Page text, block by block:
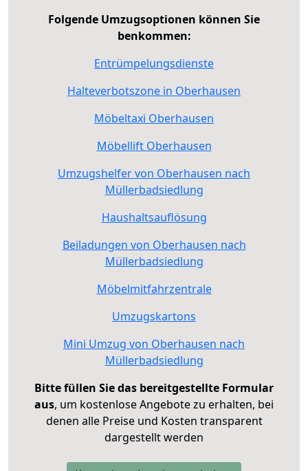
Folgende Umzugsoptionen können Sie
benkommen:
Entrümpelungsdienste
Halteverbotszone in Oberhausen
Möbeltaxi Oberhausen
Möbellift Oberhausen
Umzugshelfer von Oberhausen nach
Müllerbadsiedlung
Haushaltsauflösung
Beiladungen von Oberhausen nach
Müllerbadsiedlung
Möbelmitfahrzentrale
Umzugskartons
Mini Umzug von Oberhausen nach
Müllerbadsiedlung
Bitte füllen Sie das bereitgestellte Formular
aus, um kostenlose Angebote zu erhalten, bei
denen alle Preise und Kosten transparent
dargestellt werden